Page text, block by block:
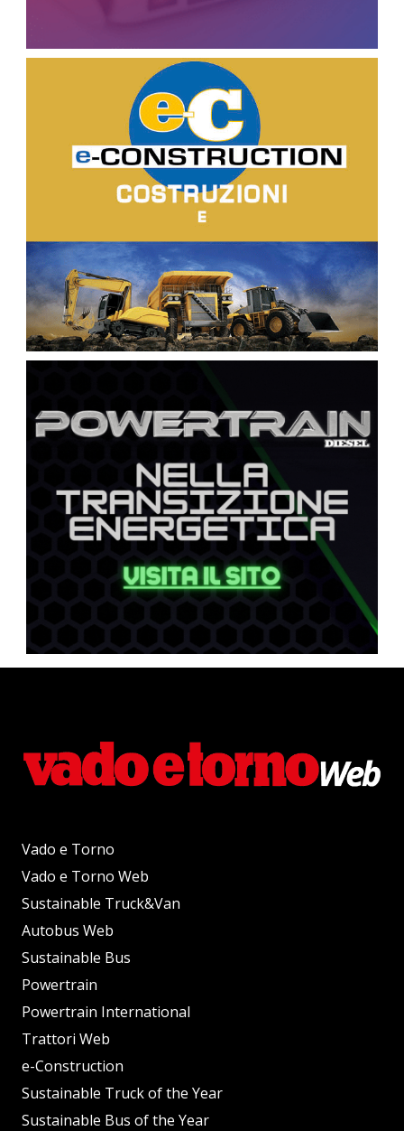
Vado e Torno
Vado e Torno Web
Sustainable Truck&Van
Autobus Web
Sustainable Bus
Powertrain
Powertrain International
Trattori Web
e-Construction
Sustainable Truck of the Year
Sustainable Bus of the Year